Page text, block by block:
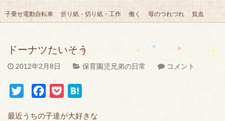
子乗せ電動自転車 折り紙・切り紙・工作 働く 母のつれづれ 貧血
ドーナツたいそう
2012年2月8日 保育園児兄弟の日常 コメント
i
c
c
t
最近うちの子達が大好きな